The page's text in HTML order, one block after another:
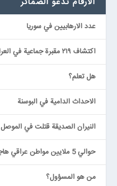
عدد الارهابيين في سوريا
اكتشاف ٢١٩ مقبرة جماعية في العراق
هل تعلم؟
الاحداث الدامية في البوسنة
النيران الصديقة قتلت في الموصل
حوالي 5 ملايين مواطن عراقي هاجروا
من هو المسؤول؟